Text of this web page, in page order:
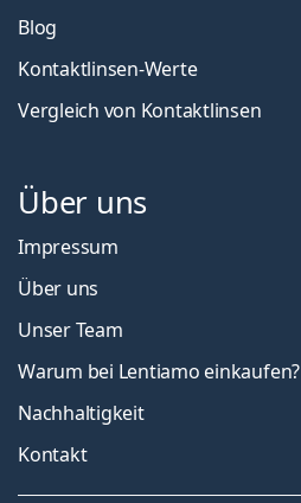
Blog
Kontaktlinsen-Werte
Vergleich von Kontaktlinsen
Über uns
Impressum
Über uns
Unser Team
Warum bei Lentiamo einkaufen?
Nachhaltigkeit
Kontakt